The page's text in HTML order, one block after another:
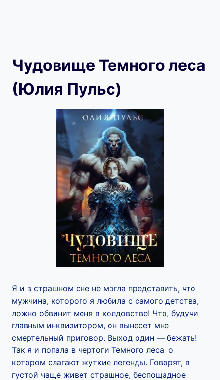
Чудовище Темного леса
(Юлия Пульс)
Я и в страшном сне не могла представить, что
мужчина, которого я любила с самого детства,
ложно обвинит меня в колдовстве! Что, будучи
главным инквизитором, он вынесет мне
смертельный приговор. Выход один — бежать!
Так я и попала в чертоги Темного леса, о
котором слагают жуткие легенды. Говорят, в
густой чаще живет страшное, беспощадное